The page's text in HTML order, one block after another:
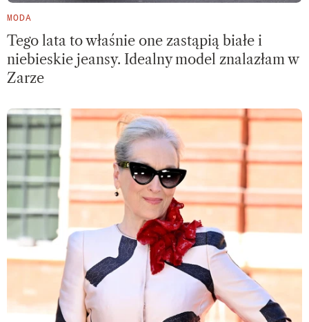
MODA
Tego lata to właśnie one zastąpią białe i
niebieskie jeansy. Idealny model znalazłam w
Zarze